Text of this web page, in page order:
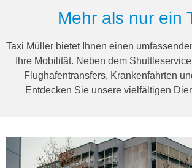
Mehr als nur ein
Taxi Müller bietet Ihnen einen
Ihre Mobilität. Neben dem
Flughafentransfers, Krankenfahrten
Entdecken Sie unsere vielfältigen